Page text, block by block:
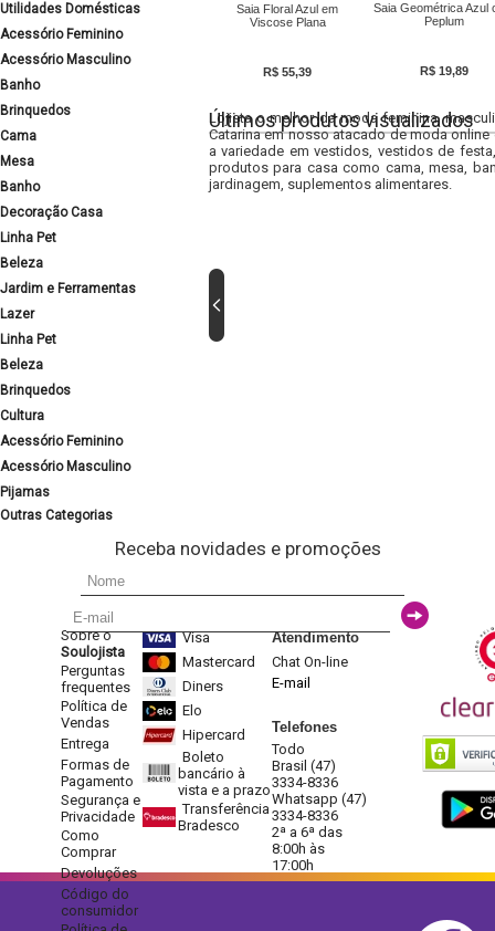
Utilidades Domésticas
Acessório Feminino
Acessório Masculino
Banho
Brinquedos
Cama
Mesa
Banho
Decoração Casa
Linha Pet
Beleza
Jardim e Ferramentas
Lazer
Linha Pet
Beleza
Brinquedos
Cultura
Acessório Feminino
Acessório Masculino
Pijamas
Outras Categorias
Saia Floral Azul em
Viscose Plana
R$ 55,39
Saia Geométrica Azul
Peplum
R$ 19,89
Últimos produtos visualizados
Lojista o melhor da moda feminina,
Catarina em nosso atacado de moda
a variedade em vestidos, vestidos de
produtos para casa como cama, mesa,
jardinagem, suplementos alimentares.
Receba novidades e promoções
Sobre o
Soulojista
Perguntas
frequentes
Política de
Vendas
Entrega
Formas de
Pagamento
Segurança e
Privacidade
Como
Comprar
Devoluções
Código do
consumidor
Visa
Mastercard
Diners
Elo
Hipercard
Boleto
bancário à
vista e a prazo
Transferência
Bradesco
Atendimento
Chat On-line
E-mail
Telefones
Todo
Brasil (47)
3334-8336
Whatsapp (47)
3334-8336
2ª a 6ª das
8:00h às
17:00h